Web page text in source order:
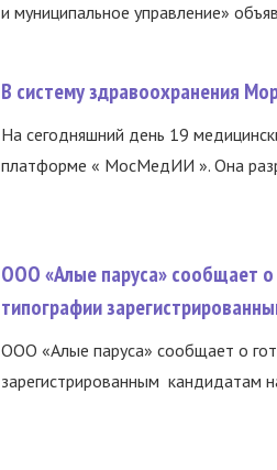
и муниципальное управление»
В систему здравоохранения
На сегодняшний день 19
платформе « МосМедИИ ». Она
ООО «Алые паруса» сообщает о
типографии
ООО «Алые паруса» сообщает о
зарегистрированным кандидатам